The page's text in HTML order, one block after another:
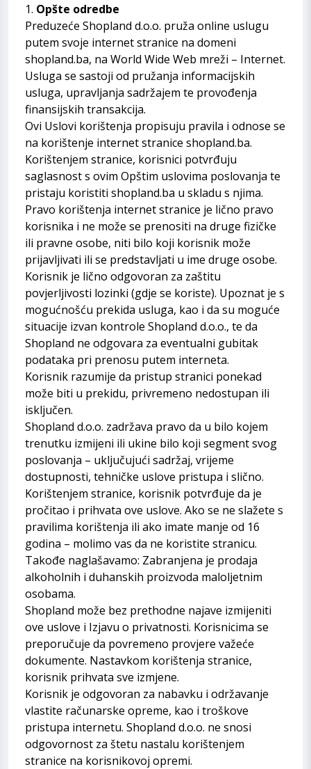
1. Opšte odredbe
Preduzeće Shopland d.o.o. pruža online uslugu
putem svoje internet stranice na domeni
shopland.ba, na World Wide Web mreži – Internet.
Usluga se sastoji od pružanja informacijskih
usluga, upravljanja sadržajem te provođenja
finansijskih transakcija.
Ovi Uslovi korištenja propisuju pravila i odnose se
na korištenje internet stranice shopland.ba.
Korištenjem stranice, korisnici potvrđuju
saglasnost s ovim Opštim uslovima poslovanja te
pristaju koristiti shopland.ba u skladu s njima.
Pravo korištenja internet stranice je lično pravo
korisnika i ne može se prenositi na druge fizičke
ili pravne osobe, niti bilo koji korisnik može
prijavljivati ili se predstavljati u ime druge osobe.
Korisnik je lično odgovoran za zaštitu
povjerljivosti lozinki (gdje se koriste). Upoznat je s
mogućnošću prekida usluga, kao i da su moguće
situacije izvan kontrole Shopland d.o.o., te da
Shopland ne odgovara za eventualni gubitak
podataka pri prenosu putem interneta.
Korisnik razumije da pristup stranici ponekad
može biti u prekidu, privremeno nedostupan ili
isključen.
Shopland d.o.o. zadržava pravo da u bilo kojem
trenutku izmijeni ili ukine bilo koji segment svog
poslovanja – uključujući sadržaj, vrijeme
dostupnosti, tehničke uslove pristupa i slično.
Korištenjem stranice, korisnik potvrđuje da je
pročitao i prihvata ove uslove. Ako se ne slažete s
pravilima korištenja ili ako imate manje od 16
godina – molimo vas da ne koristite stranicu.
Takođe naglašavamo: Zabranjena je prodaja
alkoholnih i duhanskih proizvoda maloljetnim
osobama.
Shopland može bez prethodne najave izmijeniti
ove uslove i Izjavu o privatnosti. Korisnicima se
preporučuje da povremeno provjere važeće
dokumente. Nastavkom korištenja stranice,
korisnik prihvata sve izmjene.
Korisnik je odgovoran za nabavku i održavanje
vlastite računarske opreme, kao i troškove
pristupa internetu. Shopland d.o.o. ne snosi
odgovornost za štetu nastalu korištenjem
stranice na korisnikovoj opremi.